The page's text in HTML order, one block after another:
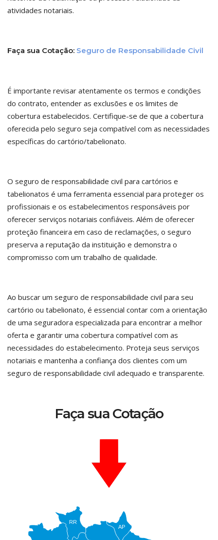
atividades notariais.
Faça sua Cotação: Seguro de Responsabilidade Civil
É importante revisar atentamente os termos e condições
do contrato, entender as exclusões e os limites de
cobertura estabelecidos. Certifique-se de que a cobertura
oferecida pelo seguro seja compatível com as necessidades
específicas do cartório/tabelionato.
O seguro de responsabilidade civil para cartórios e
tabelionatos é uma ferramenta essencial para proteger os
profissionais e os estabelecimentos responsáveis por
oferecer serviços notariais confiáveis. Além de oferecer
proteção financeira em caso de reclamações, o seguro
preserva a reputação da instituição e demonstra o
compromisso com um trabalho de qualidade.
Ao buscar um seguro de responsabilidade civil para seu
cartório ou tabelionato, é essencial contar com a orientação
de uma seguradora especializada para encontrar a melhor
oferta e garantir uma cobertura compatível com as
necessidades do estabelecimento. Proteja seus serviços
notariais e mantenha a confiança dos clientes com um
seguro de responsabilidade civil adequado e transparente.
Faça sua Cotação
AP
RR